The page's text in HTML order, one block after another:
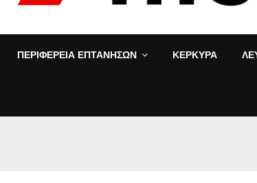
ΠΕΡΙΦΕΡΕΙΑ ΕΠΤΑΝΗΣΩΝ ΚΕΡΚΥΡΑ